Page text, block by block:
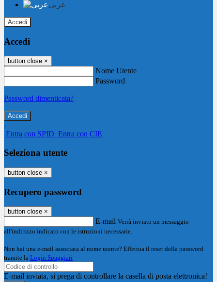
عربى
Accedi
Accedi
button close ×
Nome Utente
Password
Password dimenticata?
-
Entra con SPID Entra con CIE
Seleziona utente
button close ×
Recupero password
button close ×
E-mail Verrà inviato un messaggio
all'indirizzo indicato con le istruzioni necessarie.
Non hai una e-mail associata al nome utente? Effettua il reset della password
tramite la Login Spaggiari
E-mail inviata, si prega di controllare la casella di posta elettronica!